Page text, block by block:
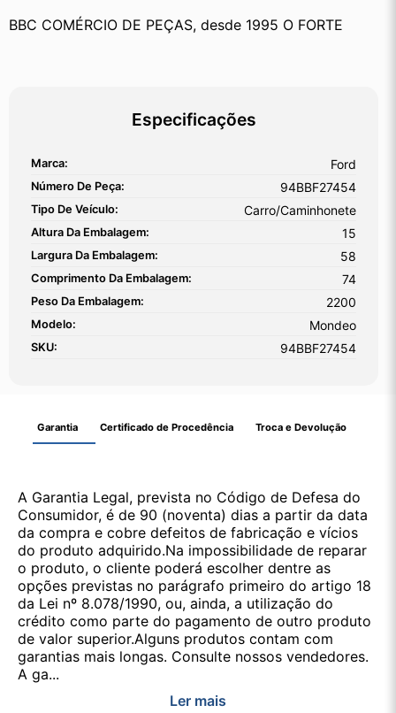
BBC COMÉRCIO DE PEÇAS, desde 1995 O FORTE
Especificações
Marca: Ford
Número De Peça: 94BBF27454
Tipo De Veículo: Carro/Caminhonete
Altura Da Embalagem: 15
Largura Da Embalagem: 58
Comprimento Da Embalagem: 74
Peso Da Embalagem: 2200
Modelo: Mondeo
SKU: 94BBF27454
Garantia Certificado de Procedência Troca e Devolução
A Garantia Legal, prevista no Código de Defesa do
Consumidor, é de 90 (noventa) dias a partir da data
da compra e cobre defeitos de fabricação e vícios
do produto adquirido.Na impossibilidade de reparar
o produto, o cliente poderá escolher dentre as
opções previstas no parágrafo primeiro do artigo 18
da Lei nº 8.078/1990, ou, ainda, a utilização do
crédito como parte do pagamento de outro produto
de valor superior.Alguns produtos contam com
garantias mais longas. Consulte nossos vendedores.
A ga...
Ler mais